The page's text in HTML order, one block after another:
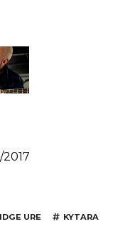
2017
URE KYTARA